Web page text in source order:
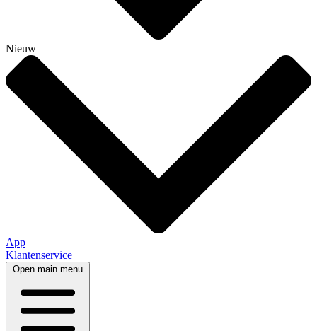
Nieuw
App
Klantenservice
Open main menu